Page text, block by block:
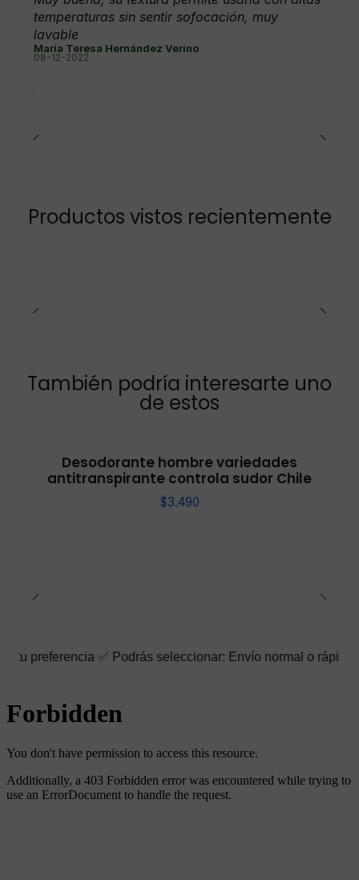
temperaturas sin sentir sofocación, muy
lavable
María Teresa Hernández Verino
08-12-2022
Productos vistos recientemente
También podría interesarte uno
de estos
Desodorante hombre variedades
antitranspirante controla sudor Chile
$3.490
✅ Podrás seleccionar: Envío normal o rápido ☑️